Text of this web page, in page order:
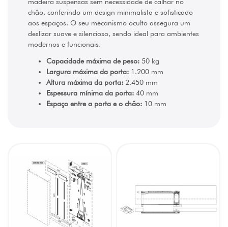
chão, conferindo um design minimalista e sofisticado
aos espaços. O seu mecanismo oculto assegura um
deslizar suave e silencioso, sendo ideal para ambientes
modernos e funcionais.
Capacidade máxima de peso: 50 kg
Largura máxima da porta: 1.200 mm
Altura máxima da porta: 2.450 mm
Espessura mínima da porta: 40 mm
Espaço entre a porta e o chão: 10 mm